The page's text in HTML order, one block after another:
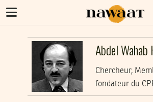
Abdel Wahab
Chercheur,
fondateur du